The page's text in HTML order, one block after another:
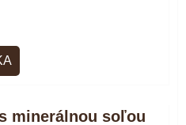
minerálnou soľou